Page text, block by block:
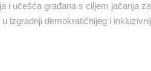
i učešća građana s ciljem jačanja
izgradnji demokratičnijeg i